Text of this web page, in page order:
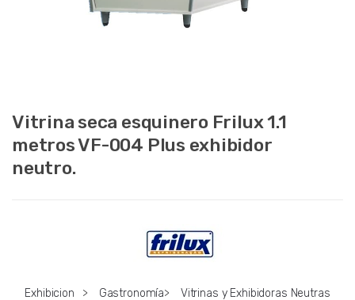
Vitrina seca esquinero Frilux 1.1
metros VF-004 Plus exhibidor
neutro.
Exhibicion > Gastronomía>
Vitrinas y Exhibidoras Neutras